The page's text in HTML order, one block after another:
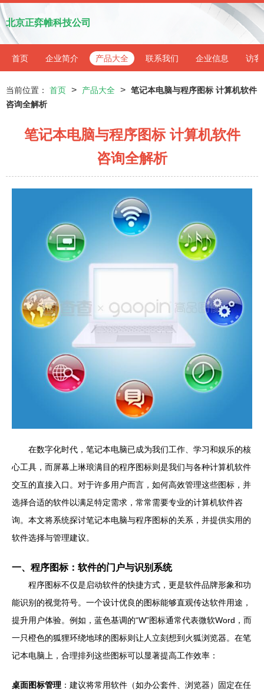
北京正弈帷科技公司
首页 企业简介 产品大全 联系我们 企业信息 访客
当前位置： 首页 > 产品大全 > 笔记本电脑与程序图标 计算机软件
咨询全解析
笔记本电脑与程序图标 计算机软件
咨询全解析
在数字化时代，笔记本电脑已成为我们工作、学习和娱乐的核
心工具，而屏幕上琳琅满目的程序图标则是我们与各种计算机软件
交互的直接入口。对于许多用户而言，如何高效管理这些图标，并
选择合适的软件以满足特定需求，常常需要专业的计算机软件咨
询。本文将系统探讨笔记本电脑与程序图标的关系，并提供实用的
软件选择与管理建议。
一、程序图标：软件的门户与识别系统
程序图标不仅是启动软件的快捷方式，更是软件品牌形象和功
能识别的视觉符号。一个设计优良的图标能够直观传达软件用途，
提升用户体验。例如，蓝色基调的“W”图标通常代表微软Word，而
一只橙色的狐狸环绕地球的图标则让人立刻想到火狐浏览器。在笔
记本电脑上，合理排列这些图标可以显著提高工作效率：
桌面图标管理 ：建议将常用软件（如办公套件、浏览器）固定在任